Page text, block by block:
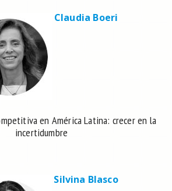
Claudia Boeri
en América Latina: crecer en la
incertidumbre
Silvina Blasco